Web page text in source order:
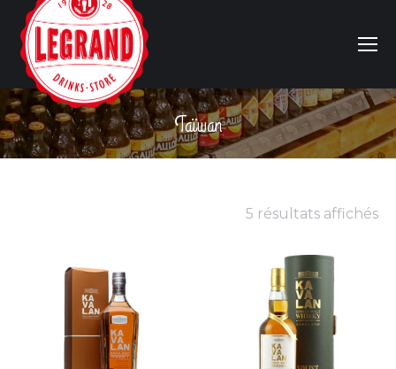
Taïwan
Vous êtes ici :
5 résultats affichés